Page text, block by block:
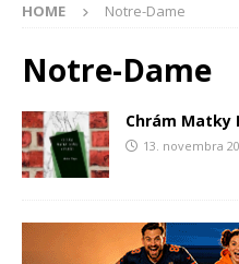
HOME Notre-Dame
Notre-Dame
Chrám Matky
13. novembra